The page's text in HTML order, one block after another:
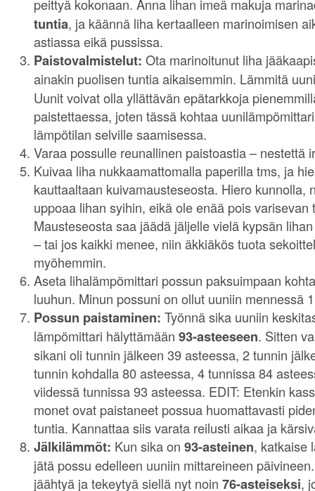
peittyä kokonaan. Anna lihan imeä makuja
tuntia, ja käännä liha kertaalleen marinoimisen
astiassa eikä pussissa.
Paistovalmistelut: Ota marinoitunut liha
ainakin puolisen tuntia aikaisemmin. Lämmitä
Uunit voivat olla yllättävän epätarkkoja
paistettaessa, joten tässä kohtaa
lämpötilan selville saamisessa.
Varaa possulle reunallinen paistoastia – nestettä
Kuivaa liha nukkaamattomalla paperilla tms, ja
kauttaaltaan kuivamausteseosta. Hiero kunnolla,
uppoaa lihan syihin, eikä ole enää pois varisevan
Mausteseosta saa jäädä jäljelle vielä kypsän
– tai jos kaikki menee, niin äkkiäkös tuota
myöhemmin.
Aseta lihalämpömittari possun paksuimpaan
luuhun. Minun possuni on ollut uuniin mennessä
Possun paistaminen: Työnnä sika uuniin
lämpömittari hälyttämään 93-asteeseen. Sitten
sikani oli tunnin jälkeen 39 asteessa, 2 tunnin
tunnin kohdalla 80 asteessa, 4 tunnissa 84
viidessä tunnissa 93 asteessa. EDIT: Etenkin
monet ovat paistaneet possua huomattavasti
tuntia. Kannattaa siis varata reilusti aikaa ja
Jälkilämmöt: Kun sika on 93-asteinen, katkaise
jätä possu edelleen uuniin mittareineen
jäähtyä ja tekeytyä siellä nyt noin 76-asteiseksi,